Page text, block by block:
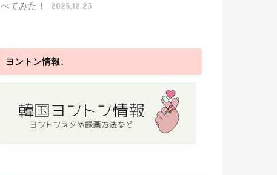
べてみた！
2025.12.23
ヨントン情報↓